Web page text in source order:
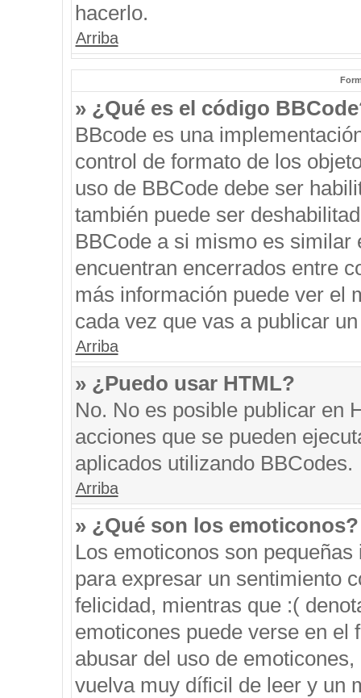
hacerlo.
Arriba
» ¿Qué es el código
BBcode es una
control de formato de los
uso de BBCode debe ser
también puede ser
BBCode a si mismo es
encuentran encerrados entre
más información puede ver el
cada vez que vas a publicar
Arriba
» ¿Puedo usar HTML?
No. No es posible publicar en
acciones que se pueden
aplicados utilizando BBCodes.
Arriba
» ¿Qué son los emoticonos?
Los emoticonos son
para expresar un sentimiento
felicidad, mientras que :(
emoticones puede verse en el
abusar del uso de
vuelva muy díficil de leer y un